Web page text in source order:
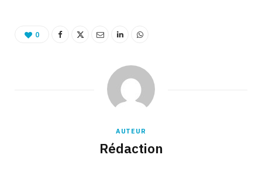
0
AUTEUR
Rédaction